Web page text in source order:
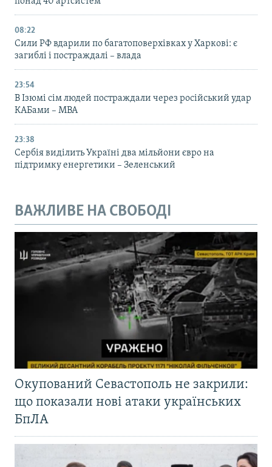
08:22
Сили РФ вдарили по багатоповерхівках у Харкові: є
загиблі і постраждалі – влада
23:54
В Ізюмі сім людей постраждали через російський удар
КАБами – МВА
23:38
Сербія виділить Україні два мільйони євро на
підтримку енергетики – Зеленський
ВАЖЛИВЕ НА СВОБОДІ
Окупований Севастополь не закрили:
що показали нові атаки українських
БпЛА